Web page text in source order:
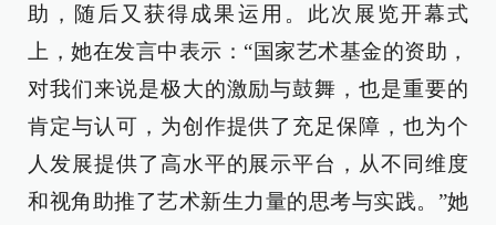
助，随后又获得成果运用。此次展览开幕式
上，她在发言中表示：“国家艺术基金的资助，
对我们来说是极大的激励与鼓舞，也是重要的
肯定与认可，为创作提供了充足保障，也为个
人发展提供了高水平的展示平台，从不同维度
和视角助推了艺术新生力量的思考与实践。”她